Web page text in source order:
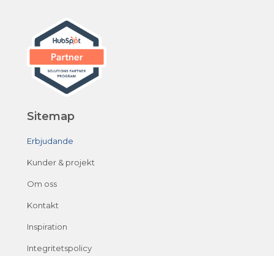
Sitemap
Erbjudande
Kunder & projekt
Om oss
Kontakt
Inspiration
Integritetspolicy